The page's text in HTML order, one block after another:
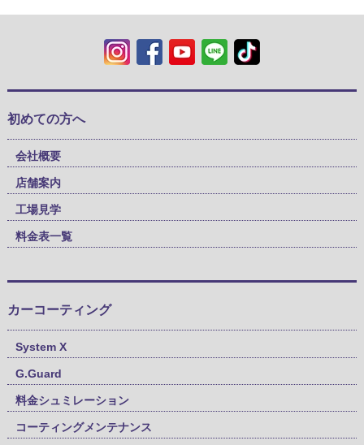
初めての方へ
会社概要
店舗案内
工場見学
料金表一覧
カーコーティング
System X
G.Guard
料金シュミレーション
コーティングメンテナンス